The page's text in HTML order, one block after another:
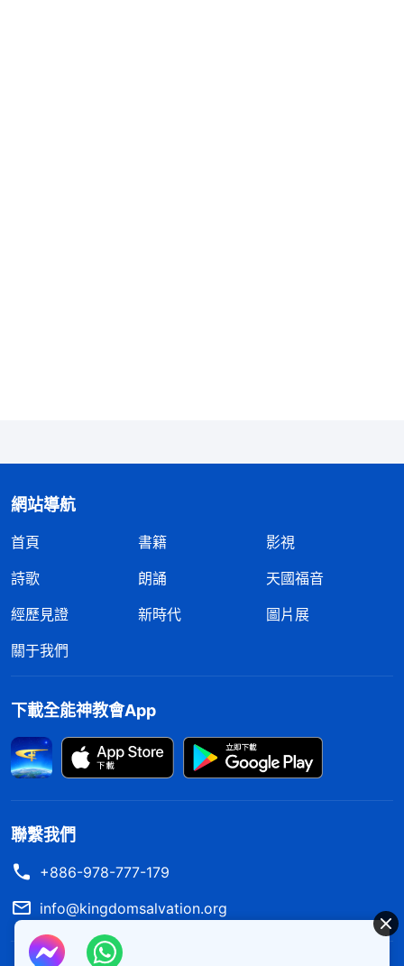
會長她們氣呼呼地走了。看着她們凶狠的樣子，我心
裏不由得有些害怕：她們去禱告了，是不是要咒詛我
啊，她們這麽多人都站在一條戰綫上圍攻我，現在就
只有我自己了，神啊，我不知道該怎麽辦，心裏有些
害怕，願你帶領我！」禱告後，我想起神的話説：
你可知道周圍的環境都有我許可，都是我在安排，
怕那，萬軍之全能神必與你同在，他作你們的後盾、
《話・卷一 神的顯現與作工・基督起初的發
表・第二十六篇》神話語的開啓帶領使我心裏一下子亮
堂了。是啊，神是我堅强的後盾，有神與我同在，我
不就是想讓我因着害怕下地獄，害怕家裏不平安、丈
夫得病而弃掉神嗎？我如果膽怯害怕，這不正中了撒
但的詭計嗎？我和丈夫的命運、結局、得福受禍都不
是哪個人説了算，更不是神父、會長能定規的，都在
神的手中掌管，她們定罪、咒詛没有用。想到這些，
網站導航
首頁 書籍
影視
詩歌
朗誦
天國福音
經歷見證
新時代
圖片展
關于我們
下載全能神教會App
聯繫我們
+886-978-777-179
info@kingdomsalvation.org